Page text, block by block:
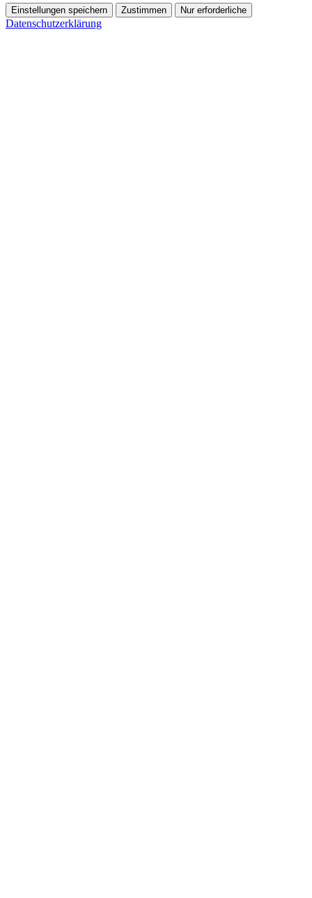
Einstellungen speichern Zustimmen Nur erforderliche
Datenschutzerklärung